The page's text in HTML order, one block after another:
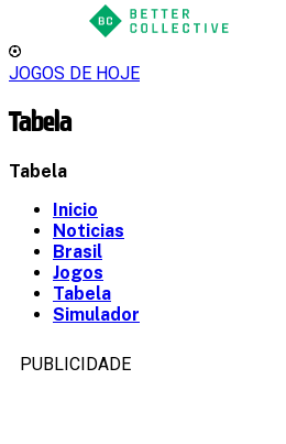
JOGOS DE HOJE
Tabela
Tabela
Inicio
Noticias
Brasil
Jogos
Tabela
Simulador
PUBLICIDADE